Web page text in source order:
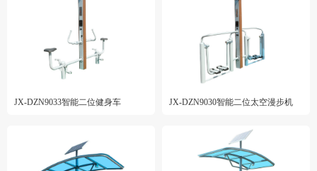
JX-DZN9033智能二位健身车 JX-DZN9030智能二位太空漫步机